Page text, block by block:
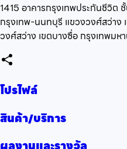
1415 อาคารกรุงเทพประกันชีวิ
กรุงเทพ-นนทบุรี แขวงวงศ์สว่าง
วงศ์สว่าง เขตบางซื่อ กรุงเทพมห
โปรไฟล์
สินค้า/บริการ